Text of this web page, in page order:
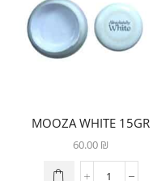
MOOZA WHITE 15GR
60.00 ₪